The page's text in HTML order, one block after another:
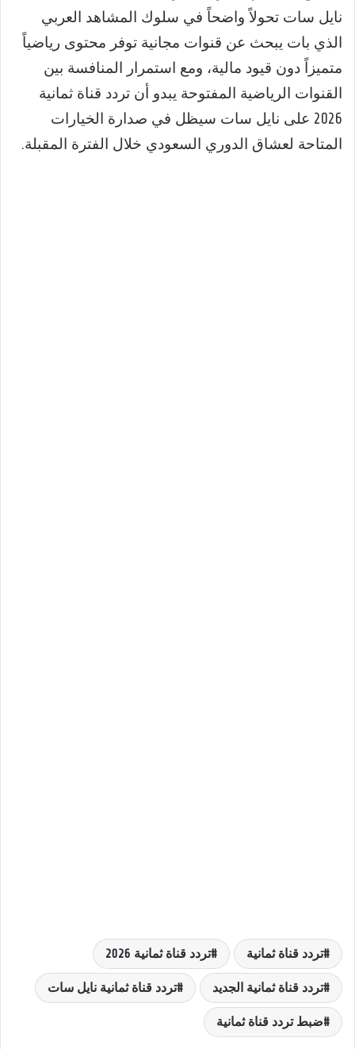
نايل سات تحولاً واضحاً في سلوك المشاهد العربي
الذي بات يبحث عن قنوات مجانية توفر محتوى رياضياً
متميزاً دون قيود مالية، ومع استمرار المنافسة بين
القنوات الرياضية المفتوحة يبدو أن تردد قناة ثمانية
2026 على نايل سات سيظل في صدارة الخيارات
المتاحة لعشاق الدوري السعودي خلال الفترة المقبلة.
تردد قناة ثمانية تردد قناة ثمانية 2026
تردد قناة ثمانية الجديد تردد قناة ثمانية نايل سات
ضبط تردد قناة ثمانية